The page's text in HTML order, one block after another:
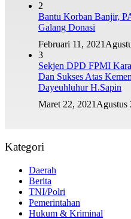
2
Bantu Korban Banjir,
Galang Donasi
Februari 11, 2021
3
Sekjen DPD FPMI
Dan Sukses Atas
Dayeuhluhur H.Sapin
Maret 22, 2021Agustus
Kategori
Daerah
Berita
TNI/Polri
Pemerintahan
Hukum & Kriminal